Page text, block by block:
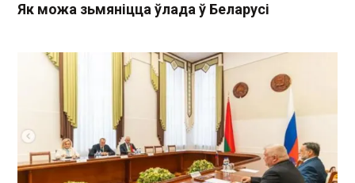
Як можа зьмяніцца ўлада ў Беларусі